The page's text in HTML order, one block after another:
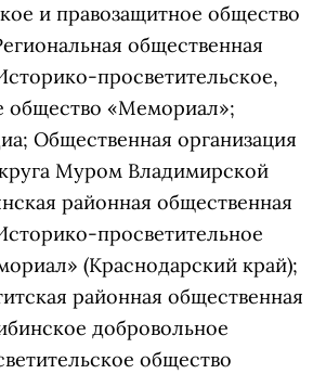
и правозащитное общество
общественная
просветительское,
общество «Мемориал»;
Общественная организация
Муром Владимирской
районная общественная
просветительное
(Краснодарский край);
районная общественная
добровольное
общество